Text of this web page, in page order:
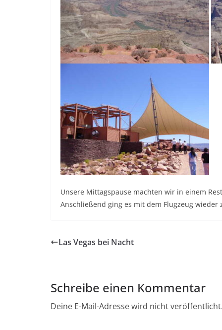
Unsere Mittagspause machten wir in einem
Anschließend ging es mit dem Flugzeug
Las Vegas bei Nacht
Schreibe einen Kommentar
Deine E-Mail-Adresse wird nicht